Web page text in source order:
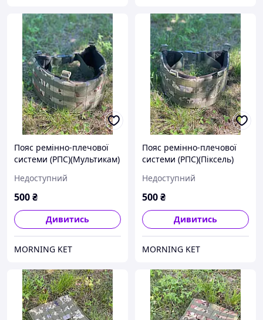
Пояс ремінно-плечової
системи (РПС)(Мультикам)
Недоступний
500₴
Дивитись
MORNING KET
Пояс ремінно-плечової
системи (РПС)(Піксель)
Недоступний
500₴
Дивитись
MORNING KET